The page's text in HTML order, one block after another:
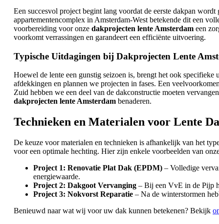
Een succesvol project begint lang voordat de eerste dakpan
appartementencomplex in Amsterdam-West betekende dit een
voorbereiding voor onze dakprojecten lente Amsterdam een
voorkomt verrassingen en garandeert een efficiënte uitvoering.
Typische Uitdagingen bij Dakprojecten Lente
Hoewel de lente een gunstig seizoen is, brengt het ook
afdekkingen en plannen we projecten in fases. Een
Zuid hebben we een deel van de dakconstructie moeten
dakprojecten lente Amsterdam benaderen.
Technieken en Materialen voor Lente
De keuze voor materialen en technieken is afhankelijk van het
voor een optimale hechting. Hier zijn enkele voorbeelden van
Project 1: Renovatie Plat Dak (EPDM) – Volledige
energiewaarde.
Project 2: Dakgoot Vervanging – Bij een VvE in de Pijp
Project 3: Nokvorst Reparatie – Na de winterstormen
Benieuwd naar wat wij voor uw dak kunnen betekenen? Bekijk